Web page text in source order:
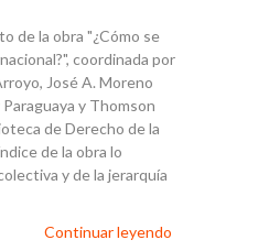
de la obra "¿Cómo se
coordinada por
José A. Moreno
y Thomson
de Derecho de la
de la obra lo
y de la jerarquía
Continuar leyendo